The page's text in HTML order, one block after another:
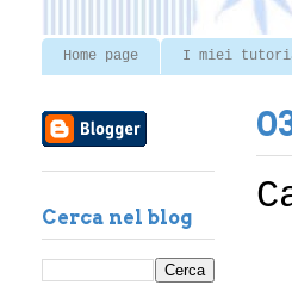
Home page I miei
Cerca nel blog